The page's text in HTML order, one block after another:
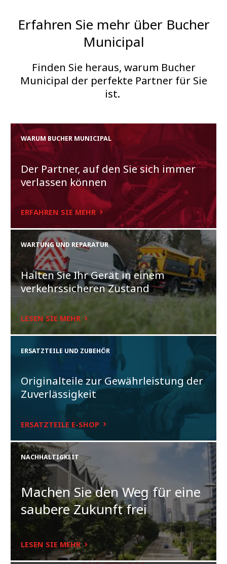
Erfahren Sie mehr über Bucher
Municipal
Finden Sie heraus, warum Bucher
Municipal der perfekte Partner für Sie
ist.
WARUM BUCHER MUNICIPAL
Der Partner, auf den Sie sich immer
verlassen können
ERFAHREN SIE MEHR
WARTUNG UND REPARATUR
Halten Sie Ihr Gerät in einem
verkehrssicheren Zustand
LESEN SIE MEHR
ERSATZTEILE UND ZUBEHÖR
Originalteile zur Gewährleistung der
Zuverlässigkeit
ERSATZTEILE E-SHOP
NACHHALTIGKEIT
Machen Sie den Weg für eine
saubere Zukunft frei
LESEN SIE MEHR